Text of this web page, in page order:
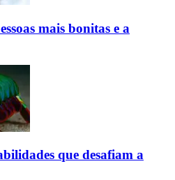
mais bonitas e a
que desafiam a